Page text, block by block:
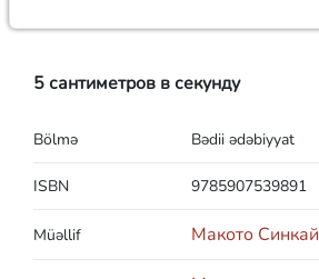
5 сантиметров в секунду
Bölmə Bədii ədəbiyyat
ISBN 9785907539891
Müəllif Макото Синкай